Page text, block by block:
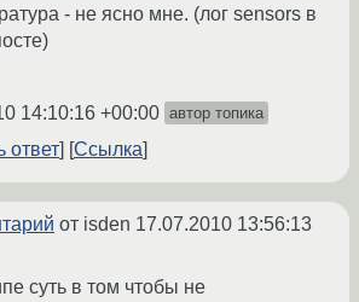
- не ясно мне. (лог sensors в
14:10:16 +00:00 автор топика
ответ Ссылка
от isden 17.07.2010 13:56:13
суть в том чтобы не